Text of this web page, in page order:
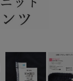
スリーパー